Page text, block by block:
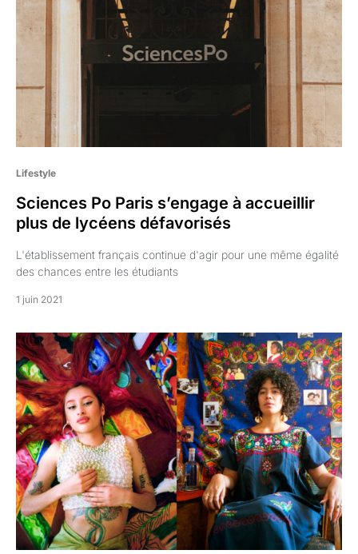
Lifestyle
Sciences Po Paris s’engage à accueillir
plus de lycéens défavorisés
L'établissement français continue d'agir pour une même égalité
des chances entre les étudiants
1 juin 2021